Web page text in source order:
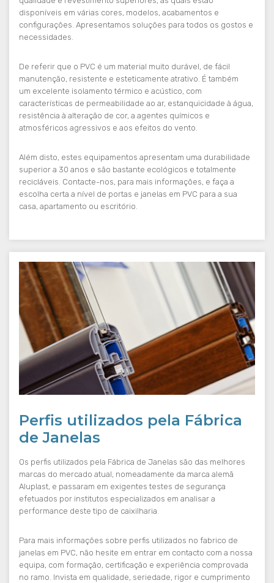
disponíveis em várias cores, modelos, acabamentos e
configurações. Apresentamos soluções para todos os gostos e
necessidades.
De referir que o PVC é um material muito durável, de fácil
manutenção, resistente e esteticamente atrativo. É também
um excelente isolamento térmico e acústico, com
características de permeabilidade ao ar, estanquicidade à água,
resistência à alteração de cor, a agentes químicos e
atmosféricos agressivos e aos efeitos do vento.
Além disto, estes equipamentos apresentam uma durabilidade
superior a 30 anos e são bastante ecológicos e totalmente
recicláveis. Contacte-nos, para mais informações, e faça a
escolha certa a nível de portas e janelas em PVC para a sua
casa, apartamento ou escritório.
Perfis utilizados pela Fábrica
de Janelas
Os perfis utilizados pela Fábrica de Janelas são das melhores
marcas do mercado atual, nomeadamente da marca alemã
Aluplast, e passaram em exigentes testes de segurança
efetuados por institutos especializados em analisar a
performance deste tipo de caixilharia.
Para mais informações sobre perfis utilizados no fabrico de
janelas em PVC, não hesite em entrar em contacto com a nossa
equipa, com formação, certificação e experiência comprovada
no ramo. Invista em qualidade, seriedade, rigor e cumprimento